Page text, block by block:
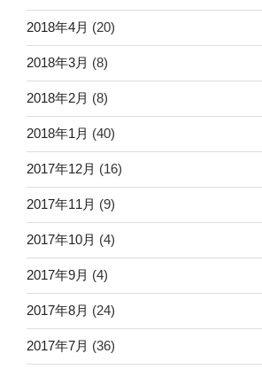
2018年4月 (20)
2018年3月 (8)
2018年2月 (8)
2018年1月 (40)
2017年12月 (16)
2017年11月 (9)
2017年10月 (4)
2017年9月 (4)
2017年8月 (24)
2017年7月 (36)